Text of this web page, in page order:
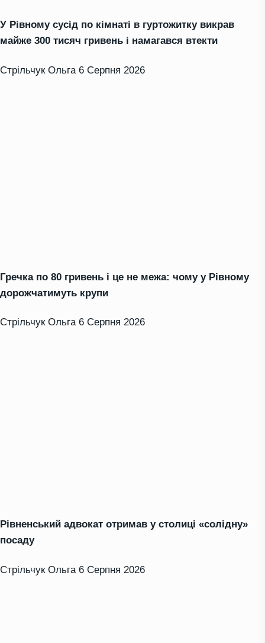
У Рівному сусід по кімнаті в гуртожитку викрав
майже 300 тисяч гривень і намагався втекти
Стрільчук Ольга 6 Серпня 2026
Гречка по 80 гривень і це не межа: чому у Рівному
дорожчатимуть крупи
Стрільчук Ольга 6 Серпня 2026
Рівненський адвокат отримав у столиці «солідну»
посаду
Стрільчук Ольга 6 Серпня 2026